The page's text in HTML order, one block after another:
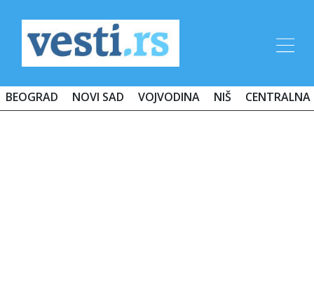
BEOGRAD NOVI SAD VOJVODINA NIŠ CENTRALNA